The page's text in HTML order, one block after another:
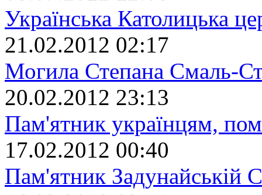
Українська Католицька
21.02.2012 02:17
Могила Степана Смаль-
20.02.2012 23:13
Пам'ятник українцям,
17.02.2012 00:40
Пам'ятник Задунайській